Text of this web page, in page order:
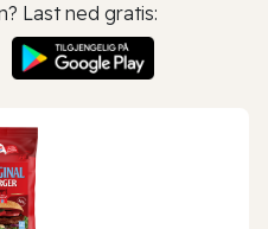
Last ned gratis: